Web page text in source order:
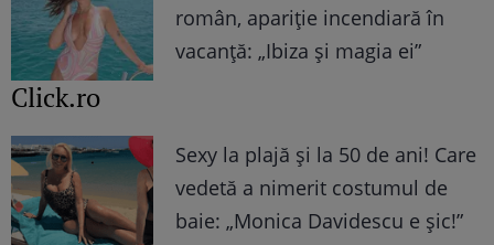
român, apariție incendiară în
vacanță: „Ibiza și magia ei”
Click.ro
Sexy la plajă și la 50 de ani! Care
vedetă a nimerit costumul de
baie: „Monica Davidescu e șic!”